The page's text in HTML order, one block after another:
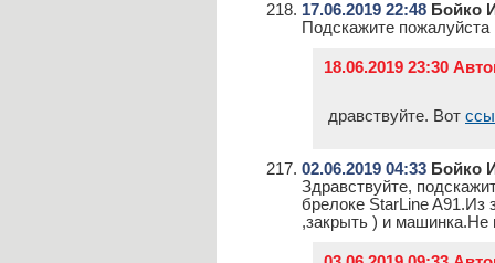
17.06.2019 22:48 Бойко
Подскажите пожалуйста
18.06.2019 23:30
дравствуйте. Вот
02.06.2019 04:33 Бойко
Здравствуйте,
брелоке StarLine A91.Из
,закрыть ) и машинка.Не